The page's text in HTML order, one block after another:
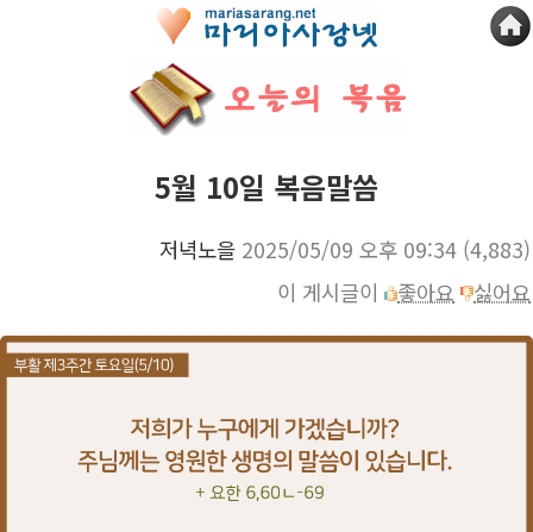
5월 10일 복음말씀
저녁노을 2025/05/09 오후 09:34 (4,883)
이 게시글이
좋아요 싫어요